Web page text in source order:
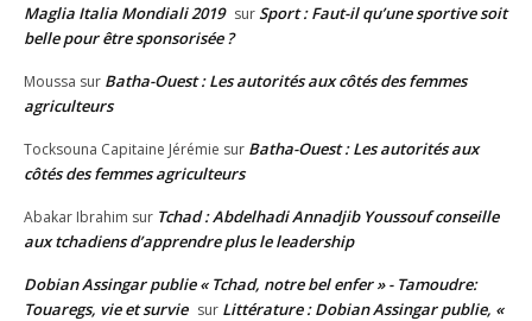
Maglia Italia Mondiali 2019 surSport : Faut-il qu’une sportive soit
belle pour être sponsorisée ?
Moussa sur Batha-Ouest : Les autorités aux côtés des femmes
agriculteurs
Tocksouna Capitaine Jérémie sur Batha-Ouest : Les autorités aux
côtés des femmes agriculteurs
Abakar Ibrahim sur Tchad : Abdelhadi Annadjib Youssouf conseille
aux tchadiens d’apprendre plus le leadership
Dobian Assingar publie « Tchad, notre bel enfer » - Tamoudre:
Touaregs, vie et survie sur Littérature : Dobian Assingar publie, «